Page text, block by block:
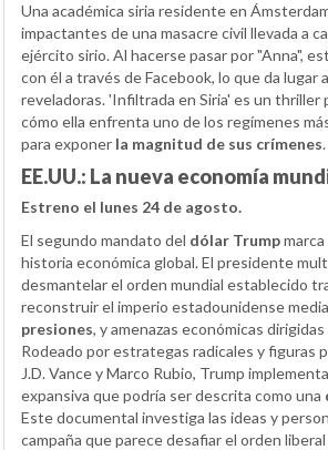
Una académica siria residente en
impactantes de una masacre civil llevada a
ejército sirio. Al hacerse pasar por "Anna",
con él a través de Facebook, lo que da lugar
reveladoras. 'Infiltrada en Siria' es un thriller
cómo ella enfrenta uno de los regímenes
para exponer la magnitud de sus crímenes.
EE.UU.: La nueva economía
Estreno el lunes 24 de agosto.
El segundo mandato del dólar Trump
historia económica global. El presidente
desmantelar el orden mundial establecido
reconstruir el imperio estadounidense
presiones, y amenazas económicas
Rodeado por estrategas radicales y figuras
J.D. Vance y Marco Rubio, Trump
expansiva que podría ser descrita como una
Este documental investiga las ideas y
campaña que parece desafiar el orden